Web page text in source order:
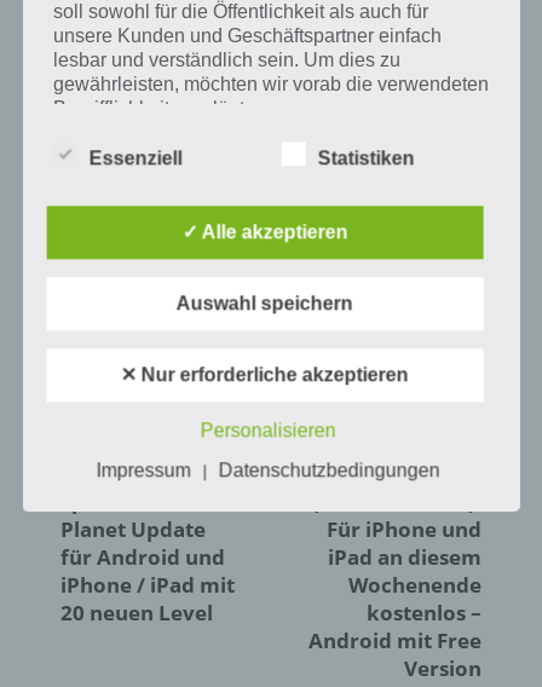
Angry Birds
Planet Update
für Android und
iPhone / iPad mit
20 neuen Level
Sink ‘Em All
Für iPhone und
iPad an diesem
Wochenende
kostenlos –
Android mit Free
Version
soll sowohl für die Öffentlichkeit als auch für
unsere Kunden und Geschäftspartner einfach
lesbar und verständlich sein. Um dies zu
gewährleisten, möchten wir vorab die verwendeten
Begrifflichkeiten erläutern.
Wir verwenden in dieser Datenschutzerklärung
oder identifizierbare natürliche Person (im
Als identifizierbar wird eine natürliche
Person angesehen, die direkt oder indirekt,
insbesondere mittels Zuordnung zu einer
Kennnummer, zu Standortdaten, zu einer
Online-Kennung oder zu einem oder
mehreren besonderen Merkmalen, die
Ausdruck der physischen, physiologischen,
genetischen, psychischen, wirtschaftlichen,
kulturellen oder sozialen Identität dieser
natürlichen Person sind, identifiziert werden
Essenziell Statistiken
✓ Alle akzeptieren
Auswahl speichern
✕ Nur erforderliche akzeptieren
Personalisieren
Impressum
| Datenschutzbedingungen